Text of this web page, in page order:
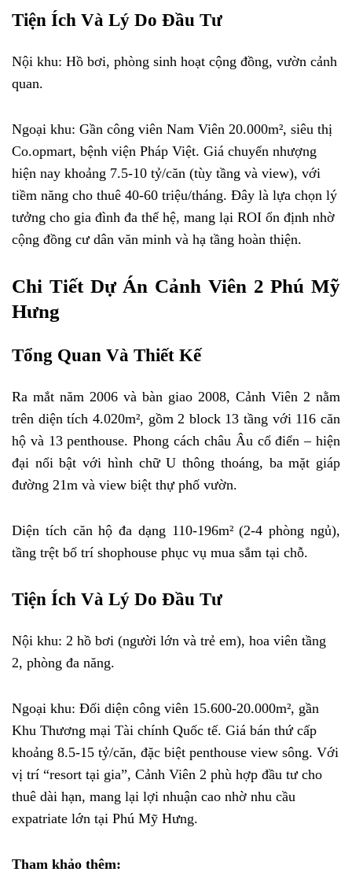
Tiện Ích Và Lý Do Đầu Tư
Nội khu: Hồ bơi, phòng sinh hoạt cộng đồng, vườn cảnh
quan.
Ngoại khu: Gần công viên Nam Viên 20.000m², siêu thị
Co.opmart, bệnh viện Pháp Việt. Giá chuyển nhượng
hiện nay khoảng 7.5-10 tỷ/căn (tùy tầng và view), với
tiềm năng cho thuê 40-60 triệu/tháng. Đây là lựa chọn lý
tưởng cho gia đình đa thế hệ, mang lại ROI ổn định nhờ
cộng đồng cư dân văn minh và hạ tầng hoàn thiện.
Chi Tiết Dự Án Cảnh Viên 2 Phú Mỹ
Hưng
Tổng Quan Và Thiết Kế
Ra mắt năm 2006 và bàn giao 2008, Cảnh Viên 2 nằm
trên diện tích 4.020m², gồm 2 block 13 tầng với 116 căn
hộ và 13 penthouse. Phong cách châu Âu cổ điển – hiện
đại nổi bật với hình chữ U thông thoáng, ba mặt giáp
đường 21m và view biệt thự phố vườn.
Diện tích căn hộ đa dạng 110-196m² (2-4 phòng ngủ),
tầng trệt bố trí shophouse phục vụ mua sắm tại chỗ.
Tiện Ích Và Lý Do Đầu Tư
Nội khu: 2 hồ bơi (người lớn và trẻ em), hoa viên tầng
2, phòng đa năng.
Ngoại khu: Đối diện công viên 15.600-20.000m², gần
Khu Thương mại Tài chính Quốc tế. Giá bán thứ cấp
khoảng 8.5-15 tỷ/căn, đặc biệt penthouse view sông. Với
vị trí “resort tại gia”, Cảnh Viên 2 phù hợp đầu tư cho
thuê dài hạn, mang lại lợi nhuận cao nhờ nhu cầu
expatriate lớn tại Phú Mỹ Hưng.
Tham khảo thêm: